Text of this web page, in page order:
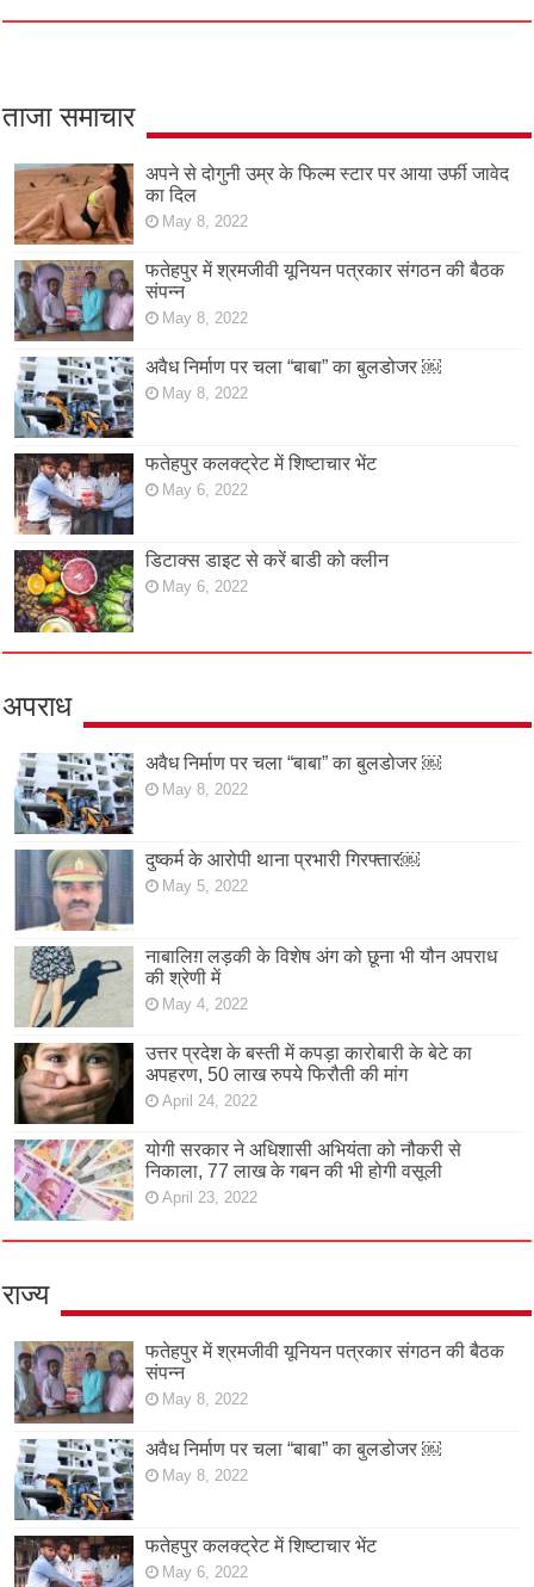
ताजा समाचार
अपने से दोगुनी उम्र के फिल्म स्टार पर आया उर्फी जावेद
का दिल
May 8, 2022
फतेहपुर में श्रमजीवी यूनियन पत्रकार संगठन की बैठक
संपन्न
May 8, 2022
अवैध निर्माण पर चला “बाबा” का बुलडोजर ￼
May 8, 2022
फतेहपुर कलक्ट्रेट में शिष्टाचार भेंट
May 6, 2022
डिटाक्स डाइट से करें बाडी को क्लीन
May 6, 2022
अपराध
अवैध निर्माण पर चला “बाबा” का बुलडोजर ￼
May 8, 2022
दुष्कर्म के आरोपी थाना प्रभारी गिरफ्तार￼
May 5, 2022
नाबालिग़ लड़की के विशेष अंग को छूना भी यौन अपराध
की श्रेणी में
May 4, 2022
उत्तर प्रदेश के बस्ती में कपड़ा कारोबारी के बेटे का
अपहरण, 50 लाख रुपये फिरौती की मांग
April 24, 2022
योगी सरकार ने अधिशासी अभियंता को नौकरी से
निकाला, 77 लाख के गबन की भी होगी वसूली
April 23, 2022
राज्य
फतेहपुर में श्रमजीवी यूनियन पत्रकार संगठन की बैठक
संपन्न
May 8, 2022
अवैध निर्माण पर चला “बाबा” का बुलडोजर ￼
May 8, 2022
फतेहपुर कलक्ट्रेट में शिष्टाचार भेंट
May 6, 2022